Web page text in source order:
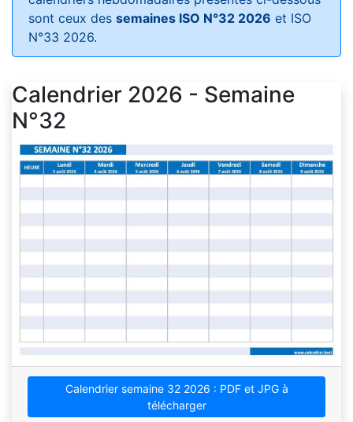
sont ceux des semaines ISO N°32 2026 et ISO
N°33 2026.
Calendrier 2026 - Semaine
N°32
Calendrier semaine 32 2026 : PDF et JPG à
télécharger